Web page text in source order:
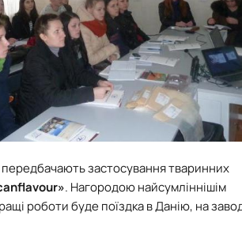
передбачають застосування тваринних
. Нагородою найсумліннішім
роботи буде поїздка в Данію, на